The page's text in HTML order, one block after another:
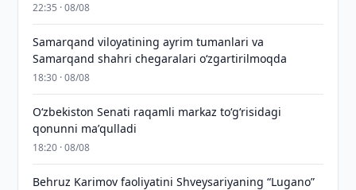
22:35 · 08/08
Samarqand viloyatining ayrim tumanlari va
Samarqand shahri chegaralari oʻzgartirilmoqda
18:30 · 08/08
Oʻzbekiston Senati raqamli markaz toʻgʻrisidagi
qonunni maʼqulladi
18:20 · 08/08
Behruz Karimov faoliyatini Shveysariyaning “Lugano”